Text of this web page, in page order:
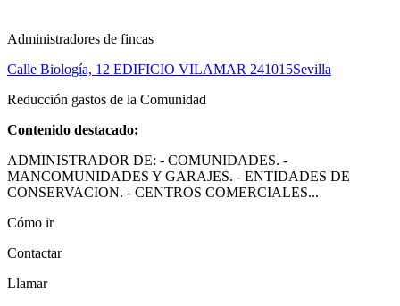
Administradores de fincas
Calle Biología, 12 EDIFICIO VILAMAR 241015Sevilla
Reducción gastos de la Comunidad
Contenido destacado:
ADMINISTRADOR DE: - COMUNIDADES. -
MANCOMUNIDADES Y GARAJES. - ENTIDADES DE
CONSERVACION. - CENTROS COMERCIALES...
Cómo ir
Contactar
Llamar